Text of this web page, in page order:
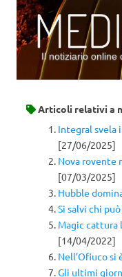
Il notiziario online
Articoli relativi a
Integral svela
[27/06/2025]
Nova rovente
[07/03/2025]
Hubble
Si salvi chi
Magic cattura
[14/04/2022]
Nell’Ofiuco si
Gli ultimi